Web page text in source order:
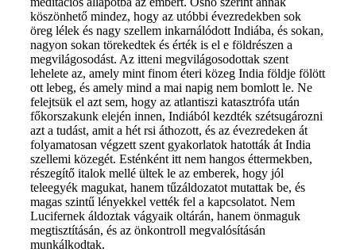
köszönhető mindez, hogy az utóbbi évezredekben sok
öreg lélek és nagy szellem inkarnálódott Indiába, és sokan,
nagyon sokan törekedtek és érték is el e földrészen a
megvilágosodást. Az itteni megvilágosodottak szent
lehelete az, amely mint finom éteri közeg India földje fölött
ott lebeg, és amely mind a mai napig nem bomlott le. Ne
felejtsük el azt sem, hogy az atlantiszi katasztrófa után
főkorszakunk elején innen, Indiából kezdték szétsugározni
azt a tudást, amit a hét rsi áthozott, és az évezredeken át
folyamatosan végzett szent gyakorlatok hatották át India
szellemi közegét. Esténként itt nem hangos éttermekben,
részegítő italok mellé ültek le az emberek, hogy jól
teleegyék magukat, hanem tűzáldozatot mutattak be, és
magas szintű lényekkel vették fel a kapcsolatot. Nem
Lucifernek áldoztak vágyaik oltárán, hanem önmaguk
megtisztításán, és az önkontroll megvalósításán
munkálkodtak.